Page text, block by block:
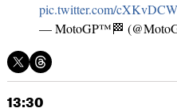
pic.twitter.com/
— MotoGP™🏁
13:30